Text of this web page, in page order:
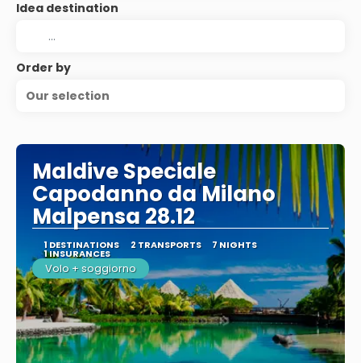
Idea destination
Order by
Our selection
Maldive Speciale
Capodanno da Milano
Malpensa 28.12
1 DESTINATIONS 2 TRANSPORTS 7 NIGHTS
1 INSURANCES
Volo + soggiorno